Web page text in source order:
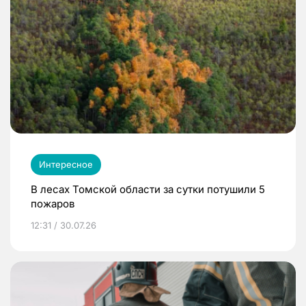
Интересное
В лесах Томской области за сутки потушили 5
пожаров
12:31 / 30.07.26